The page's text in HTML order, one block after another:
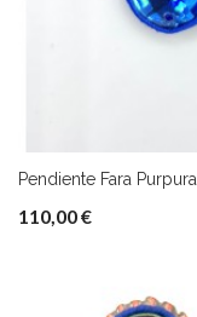
Pendiente Fara Purpura
110,00 €